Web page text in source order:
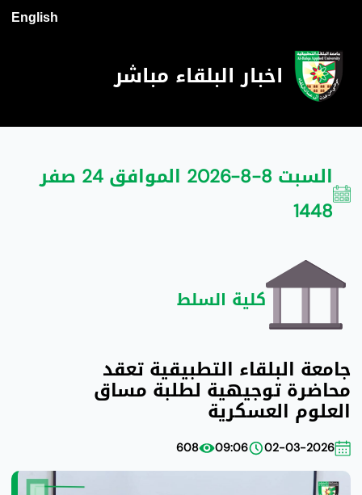
English
اخبار البلقاء مباشر
السبت 8-8-2026 الموافق 24 صفر
1448
كلية السلط
جامعة البلقاء التطبيقية تعقد
محاضرة توجيهية لطلبة مساق
العلوم العسكرية
02-03-2026
09:06
608